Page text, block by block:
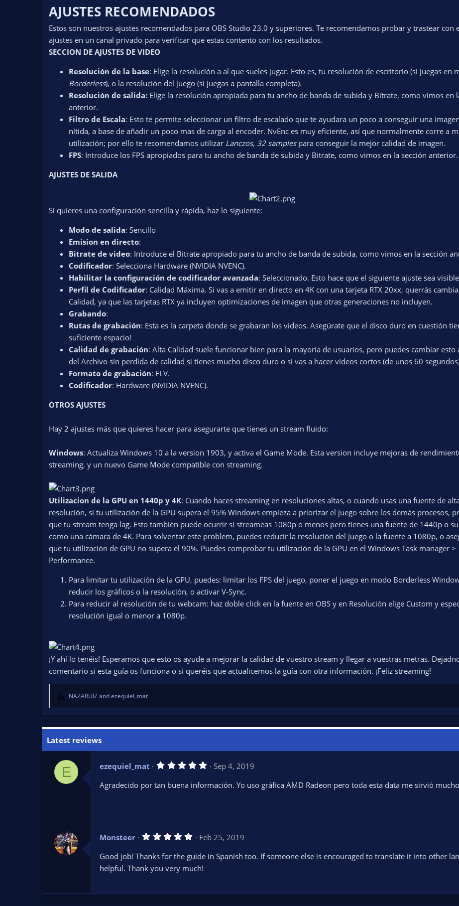
AJUSTES RECOMENDADOS
Estos son nuestros ajustes recomendados para OBS Studio 23.0 y superiores. Te recomendamos probar y trastear con
ajustes en un canal privado para verificar que estas contento con los resultados.
SECCION DE AJUSTES DE VIDEO
Resolución de la base: Elige la resolución a al que sueles jugar. Esto es, tu resolución de escritorio (si juegas en
Borderless), o la resolución del juego (si juegas a pantalla completa).
Resolución de salida: Elige la resolución apropiada para tu ancho de banda de subida y Bitrate, como vimos en
anterior.
Filtro de Escala: Esto te permite seleccionar un filtro de escalado que te ayudara un poco a conseguir una
nítida, a base de añadir un poco mas de carga al encoder. NvEnc es muy eficiente, así que normalmente corre a
utilización; por ello te recomendamos utilizar Lanczos, 32 samplespara conseguir la mejor calidad de imagen.
FPS: Introduce los FPS apropiados para tu ancho de banda de subida y Bitrate, como vimos en la sección anterior.
AJUSTES DE SALIDA
Si quieres una configuración sencilla y rápida, haz lo siguiente:
Modo de salida: Sencillo
Emision en directo:
Bitrate de video: Introduce el Bitrate apropiado para tu ancho de banda de subida, como vimos en la sección
Codificador: Selecciona Hardware (NVIDIA NVENC).
Habilitar la configuración de codificador avanzada: Seleccionado. Esto hace que el siguiente ajuste sea
Perfil de Codificador: Calidad Máxima. Si vas a emitir en directo en 4K con una tarjeta RTX 20xx, querrás
Calidad, ya que las tarjetas RTX ya incluyen optimizaciones de imagen que otras generaciones no incluyen.
Grabando:
Rutas de grabación: Esta es la carpeta donde se grabaran los videos. Asegúrate que el disco duro en cuestión
suficiente espacio!
Calidad de grabación: Alta Calidad suele funcionar bien para la mayoría de usuarios, pero puedes cambiar esto
del Archivo sin perdida de calidad si tienes mucho disco duro o si vas a hacer videos cortos (de unos 60
Formato de grabación: FLV.
Codificador: Hardware (NVIDIA NVENC).
OTROS AJUSTES
Hay 2 ajustes más que quieres hacer para asegurarte que tienes un stream fluido:
Windows: Actualiza Windows 10 a la version 1903, y activa el Game Mode. Esta version incluye mejoras de
streaming, y un nuevo Game Mode compatible con streaming.
Utilizacion de la GPU en 1440p y 4K: Cuando haces streaming en resoluciones altas, o cuando usas una fuente de
resolución, si tu utilización de la GPU supera el 95% Windows empieza a priorizar el juego sobre los demás procesos,
que tu stream tenga lag. Esto también puede ocurrir si streameas 1080p o menos pero tienes una fuente de 1440p o
como una cámara de 4K. Para solventar este problem, puedes reducir la resolución del juego o la fuente a 1080p, o
que tu utilización de GPU no supera el 90%. Puedes comprobar tu utilización de la GPU en el Windows Task manager >
Performance.
Para limitar tu utilización de la GPU, puedes: limitar los FPS del juego, poner el juego en modo Borderless
reducir los gráficos o la resolución, o activar V-Sync.
Para reducir al resolución de tu webcam: haz doble click en la fuente en OBS y en Resolución elige Custom y
resolución igual o menor a 1080p.
¡Y ahí lo tenéis! Esperamos que esto os ayude a mejorar la calidad de vuestro stream y llegar a vuestras metras.
comentario si esta guía os funciona o si queréis que actualicemos la guía con otra información. ¡Feliz streaming!
R
e
c
t
n
NAZARUIZandezequiel_mat
Latest reviews
E ezequiel_mat 5
0
(
s
)
Sep 4, 2019
Agradecido por tan buena información. Yo uso gráfica AMD Radeon pero toda esta data me sirvió
Monsteer 5
0
s
t
(
Feb 25, 2019
Good job! Thanks for the guide in Spanish too. If someone else is encouraged to translate it into other
helpful. Thank you very much!